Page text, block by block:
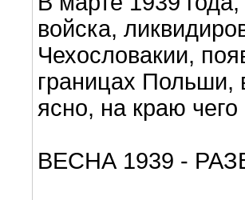
войска,
Чехословакии,
границах Польши,
ясно, на краю
ВЕСНА 1939 -